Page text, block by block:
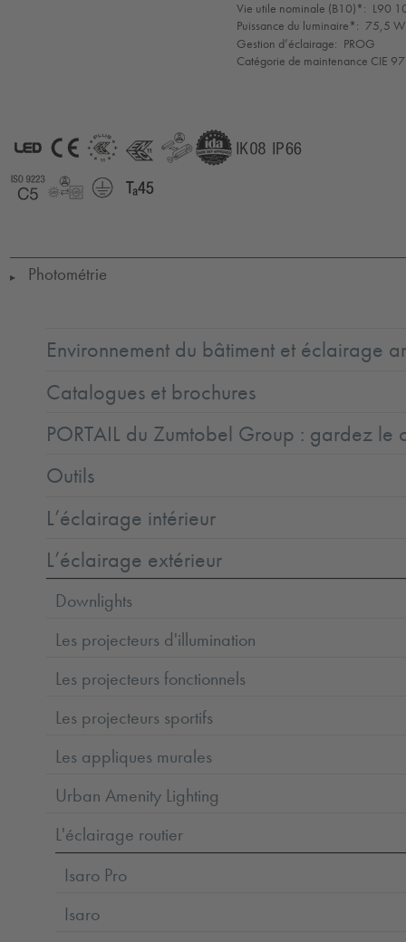
Vie utile nominale (B10)*: L90
Puissance du luminaire*: 75,5 W
Gestion d’éclairage: PROG
Catégorie de maintenance CIE
LED
+
▶ Photométrie
Environnement du bâtiment et éclairage
Catalogues et brochures
PORTAIL du Zumtobel Group : gardez le
Outils
L’éclairage intérieur
L’éclairage extérieur
Downlights
Les projecteurs d'illumination
Les projecteurs fonctionnels
Les projecteurs sportifs
Les appliques murales
Urban Amenity Lighting
L'éclairage routier
Isaro Pro
Isaro